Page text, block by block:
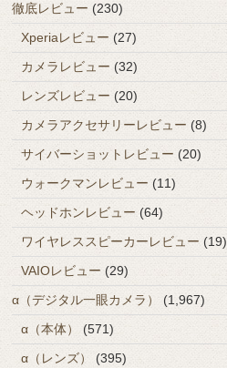
徹底レビュー (230)
Xperiaレビュー (27)
カメラレビュー (32)
レンズレビュー (20)
カメラアクセサリーレビュー (8)
サイバーショットレビュー (20)
ウォークマンレビュー (11)
ヘッドホンレビュー (64)
ワイヤレススピーカーレビュー (19)
VAIOレビュー (29)
α（デジタル一眼カメラ）
(1,967)
α（本体）
(571)
α（レンズ）
(395)